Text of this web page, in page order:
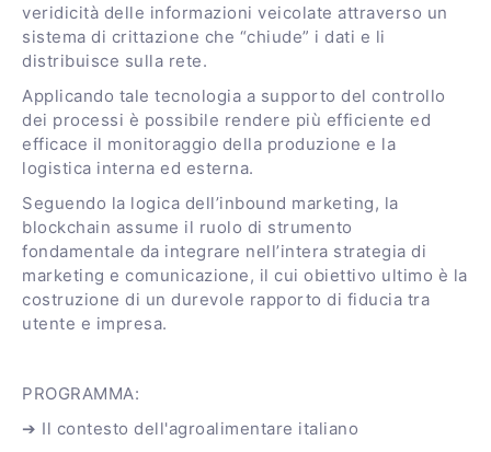
veridicità delle informazioni veicolate attraverso un
sistema di crittazione che “chiude” i dati e li
distribuisce sulla rete.
Applicando tale tecnologia a supporto del controllo
dei processi è possibile rendere più efficiente ed
efficace il monitoraggio della produzione e la
logistica interna ed esterna.
Seguendo la logica dell’inbound marketing, la
blockchain assume il ruolo di strumento
fondamentale da integrare nell’intera strategia di
marketing e comunicazione, il cui obiettivo ultimo è la
costruzione di un durevole rapporto di fiducia tra
utente e impresa.
PROGRAMMA:
➔ Il contesto dell'agroalimentare italiano